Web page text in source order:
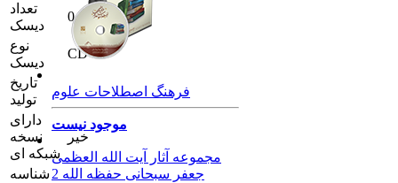
فرهنگ اصطلاحات علوم
موجود نیست
مجموعه آثار آیت الله العظمی
جعفر سبحانی حفظه الله 2
تعداد
دیسک
0 DVD
نوع
دیسک
CD
تاریخ
تولید
دارای
نسخه
شبکه ای
خیر
شناسه